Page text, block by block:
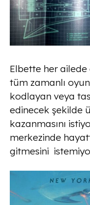
Elbette her
tüm zamanlı
kodlayan veya
edinecek şekilde
kazanmasını
merkezinde
gitmesini